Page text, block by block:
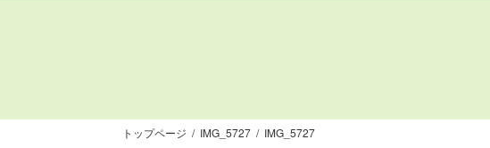
トップページ IMG_5727 IMG_5727